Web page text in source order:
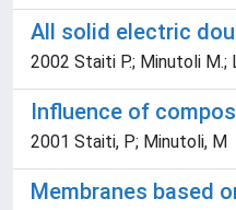
All solid electric
2002 Staiti P.; Minutoli M.;
Influence of
2001 Staiti, P; Minutoli, M
Membranes based